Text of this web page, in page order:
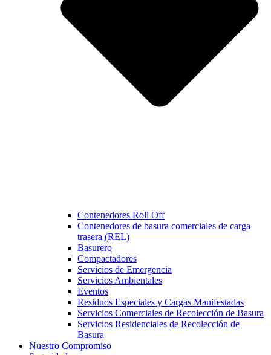
Contenedores Roll Off
Contenedores de basura comerciales de carga
trasera (REL)
Basurero
Compactadores
Servicios de Emergencia
Servicios Ambientales
Eventos
Residuos Especiales y Cargas Manifestadas
Servicios Comerciales de Recolección de Basura
Servicios Residenciales de Recolección de
Basura
Nuestro Compromiso